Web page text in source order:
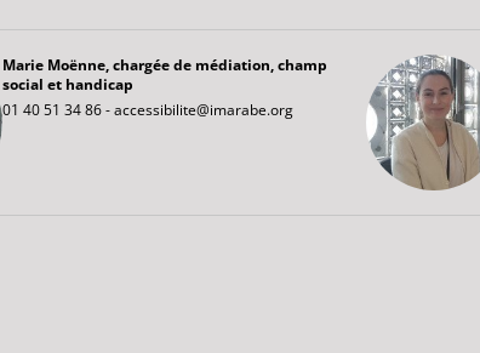
Marie Moënne, chargée de médiation, champ
social et handicap
01 40 51 34 86 -accessibilite@imarabe.org